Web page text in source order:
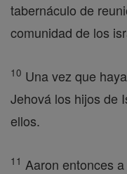
tabernáculo de
comunidad de los
10 Una vez que
Jehová los hijos de
ellos.
11 Aaron entonces